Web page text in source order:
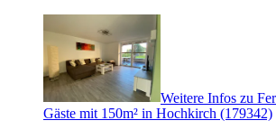
Weitere Infos zu
Gäste mit 150m² in Hochkirch (179342)